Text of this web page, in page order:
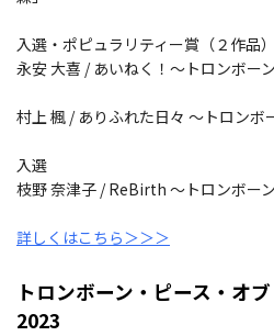
入選・ポピュラリティー賞（２作品）
永安 大喜 / あいねく！～トロンボー
村上 楓 / ありふれた日々 ～トロンボ
入選
枝野 奈津子 / ReBirth ～トロンボー
詳しくはこちら＞＞＞
トロンボーン・ピース・オ
2023